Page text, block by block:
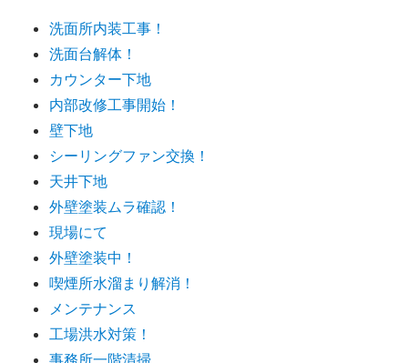
洗面所内装工事！
洗面台解体！
カウンター下地
内部改修工事開始！
壁下地
シーリングファン交換！
天井下地
外壁塗装ムラ確認！
現場にて
外壁塗装中！
喫煙所水溜まり解消！
メンテナンス
工場洪水対策！